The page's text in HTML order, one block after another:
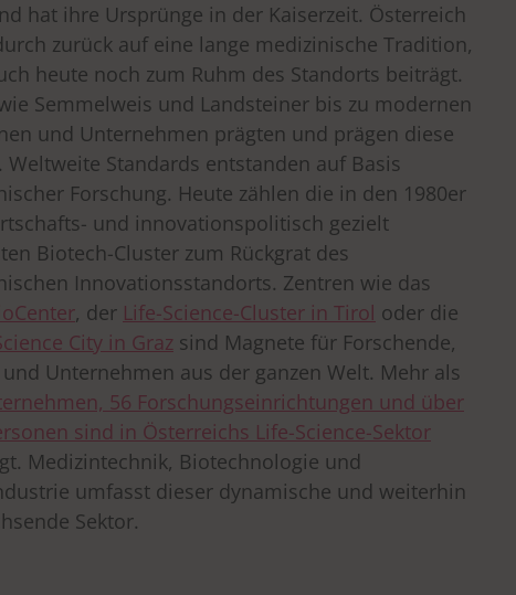
hat ihre Ursprünge in der Kaiserzeit. Österreich
zurück auf eine lange medizinische Tradition,
heute noch zum Ruhm des Standorts beiträgt.
Semmelweis und Landsteiner bis zu modernen
und Unternehmen prägten und prägen diese
Weltweite Standards entstanden auf Basis
Forschung. Heute zählen die in den 1980er
und innovationspolitisch gezielt
Biotech-Cluster zum Rückgrat des
Innovationsstandorts. Zentren wie das
, der Life-Science-Cluster in Tirol oder die
City in Graz sind Magnete für Forschende,
und Unternehmen aus der ganzen Welt. Mehr als
56 Forschungseinrichtungen und über
sind in Österreichs Life-Science-Sektor
Medizintechnik, Biotechnologie und
umfasst dieser dynamische und weiterhin
Sektor.